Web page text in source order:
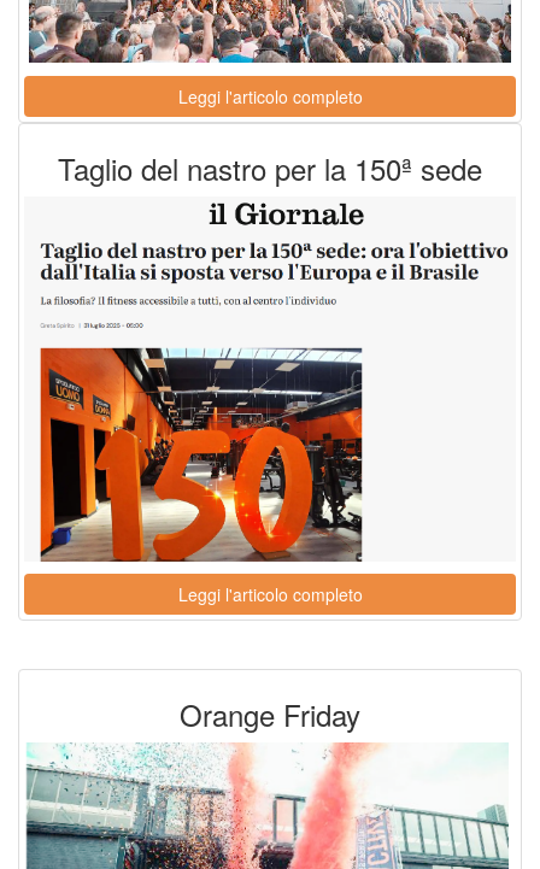
Leggi l'articolo completo
Taglio del nastro per la 150ª sede
Leggi l'articolo completo
Orange Friday